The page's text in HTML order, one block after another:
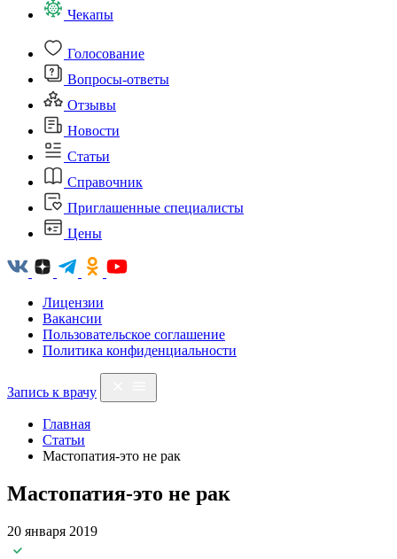
Чекапы
Голосование
Вопросы-ответы
Отзывы
Новости
Статьи
Справочник
Приглашенные специалисты
Цены
Лицензии
Вакансии
Пользовательское соглашение
Политика конфиденциальности
Запись к врачу
Главная
Статьи
Мастопатия-это не рак
Мастопатия-это не рак
20 января 2019